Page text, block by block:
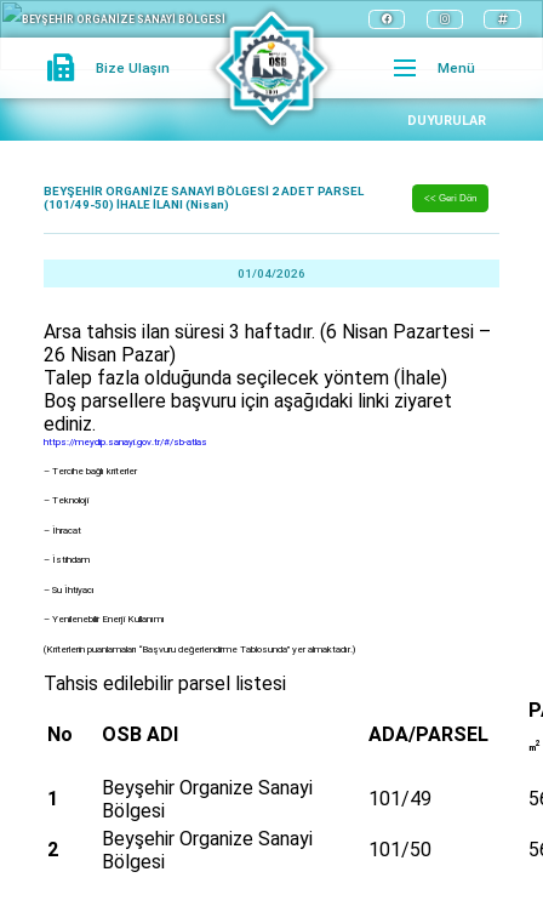
BEYŞEHİR ORGANİZE SANAYİ BÖLGESİ
Bize Ulaşın Menü
DUYURULAR
BEYŞEHİR ORGANİZE SANAYİ BÖLGESİ 2 ADET PARSEL
(101/49-50) İHALE İLANI (Nisan)
<< Geri Dön
01/04/2026
Arsa tahsis ilan süresi 3 haftadır. (6 Nisan Pazartesi –
26 Nisan Pazar)
Talep fazla olduğunda seçilecek yöntem (İhale)
Boş parsellere başvuru için aşağıdaki linki ziyaret
ediniz.
https://meydip.sanayi.gov.tr/#/sb-atlas
– Tercihe bağlı kriterler
– Teknoloji
– İhracat
– İstihdam
– Su İhtiyacı
– Yenilenebilir Enerji Kullanımı
(Kriterlerin puanlamaları “Başvuru değerlendirme Tablosunda” yer almaktadır.)
Tahsis edilebilir parsel listesi
No OSB ADI ADA/PARSEL
m2
1
Beyşehir Organize Sanayi
Bölgesi
101/49
2
Beyşehir Organize Sanayi
Bölgesi
101/50